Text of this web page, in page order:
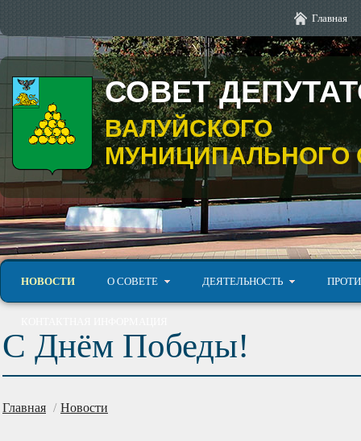
Главная
СОВЕТ
ВАЛУЙСКОГО
МУНИЦИПАЛЬНОГО
НОВОСТИ О СОВЕТЕ ДЕЯТЕЛЬНОСТЬ
С Днём Победы!
Главная / Новости